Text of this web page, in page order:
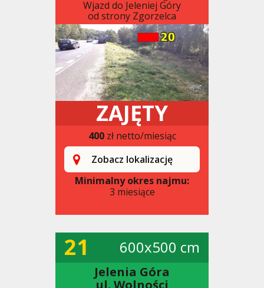
Wjazd do Jeleniej Góry
od strony Zgorzelca
ZAJĘTY
400zł netto/miesiąc
Zobacz lokalizację
Minimalny okres najmu:
3 miesiące
21 600x500 cm
Jelenia Góra
ul. Wolności